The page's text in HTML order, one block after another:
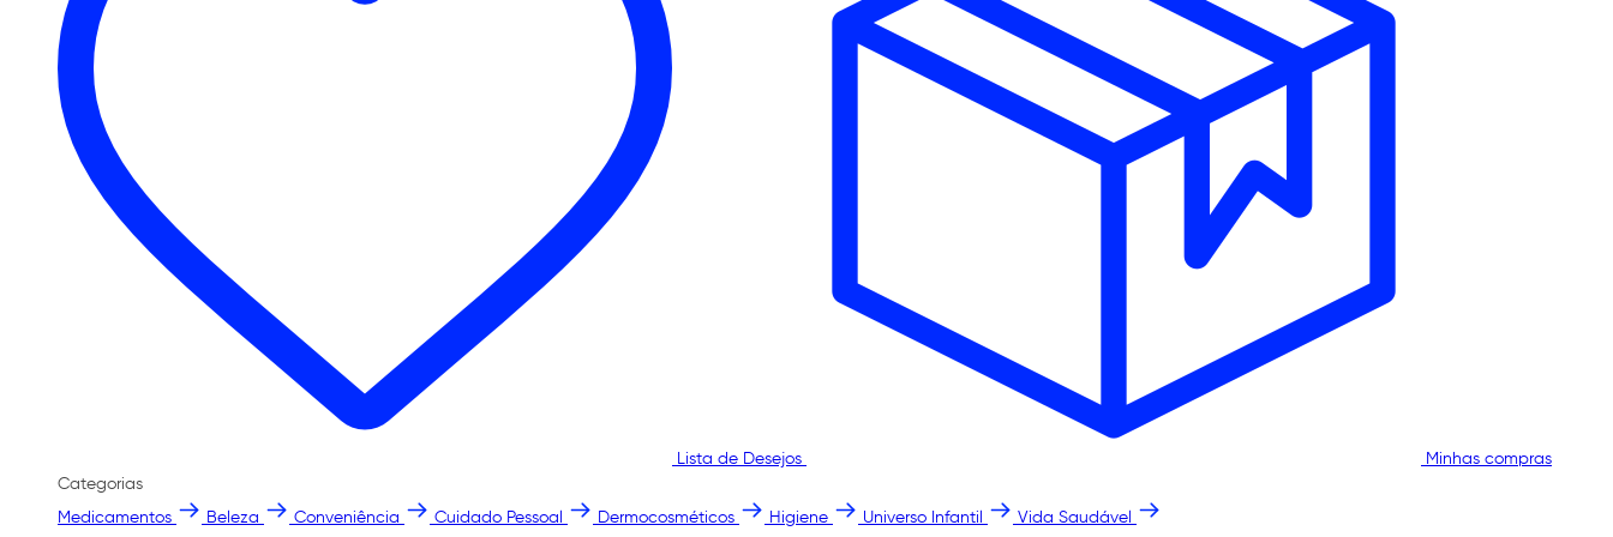
Lista de Desejos
Minhas compras
Categorias
Medicamentos
Beleza Conveniência Cuidado Pessoal Dermocosméticos Higiene Universo Infantil Vida Saudável